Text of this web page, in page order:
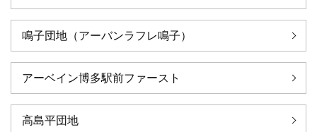
鳴子団地（アーバンラフレ鳴子）
アーベイン博多駅前ファースト
高島平団地